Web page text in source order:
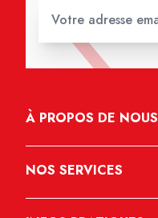
À PROPOS DE NOUS
NOS SERVICES